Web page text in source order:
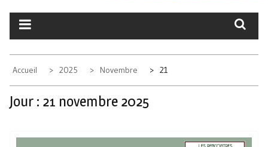
Accueil 2025 Novembre 21
Jour : 21 novembre 2025